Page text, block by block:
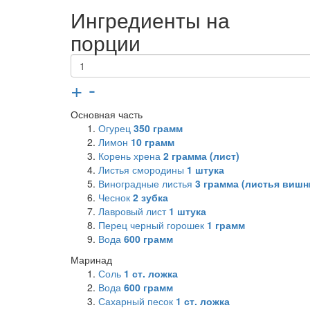
Ингредиенты на
порции
+ -
Основная часть
Огурец 350 грамм
Лимон 10 грамм
Корень хрена 2 грамма (лист)
Листья смородины 1 штука
Виноградные листья 3 грамма (листья
Чеснок 2 зубка
Лавровый лист 1 штука
Перец черный горошек 1 грамм
Вода 600 грамм
Маринад
Соль 1 ст. ложка
Вода 600 грамм
Сахарный песок 1 ст. ложка